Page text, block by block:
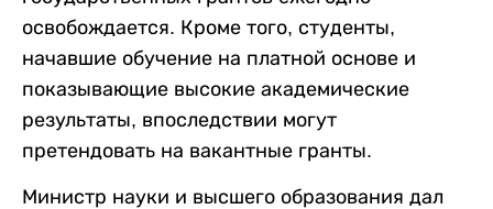
освобождается. Кроме того, студенты,
начавшие обучение на платной основе и
показывающие высокие академические
результаты, впоследствии могут
претендовать на вакантные гранты.
Министр науки и высшего образования дал